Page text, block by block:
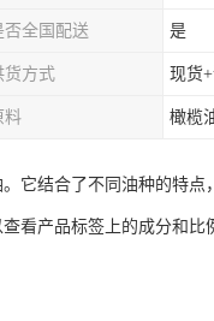
否全国配送 是
货方式 现货
料 橄榄
它结合了不同油种的特点
看产品标签上的成分和比